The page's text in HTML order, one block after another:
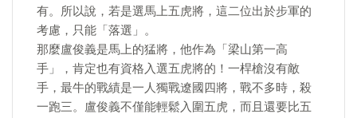
有。所以說，若是選馬上五虎將，這二位出於步軍的
考慮，只能「落選」。
那麼盧俊義是馬上的猛將，他作為「梁山第一高
手」，肯定也有資格入選五虎將的！一桿槍沒有敵
手，最牛的戰績是一人獨戰遼國四將，戰不多時，殺
一跑三。盧俊義不僅能輕鬆入圍五虎，而且還要比五